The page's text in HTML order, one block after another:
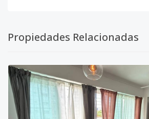
Propiedades Relacionadas